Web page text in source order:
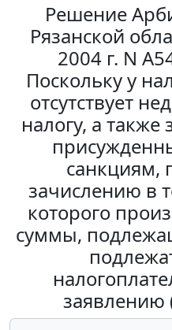
Решение
Рязанской
2004 г. N
Поскольку у
отсутствует
налогу, а
зачислению в
которого
суммы,
заявлению